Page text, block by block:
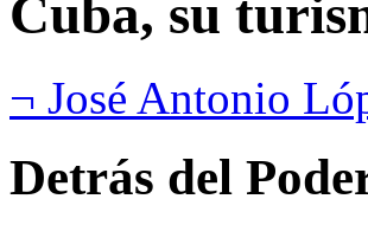
Cuba, su
¬ José Antonio
Detrás del